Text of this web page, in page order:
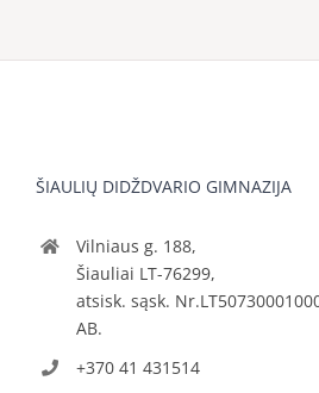
ŠIAULIŲ DIDŽDVARIO GIMNAZIJA
Vilniaus g. 188,
Šiauliai LT-76299,
atsisk. sąsk.
AB.
+370 41 431514